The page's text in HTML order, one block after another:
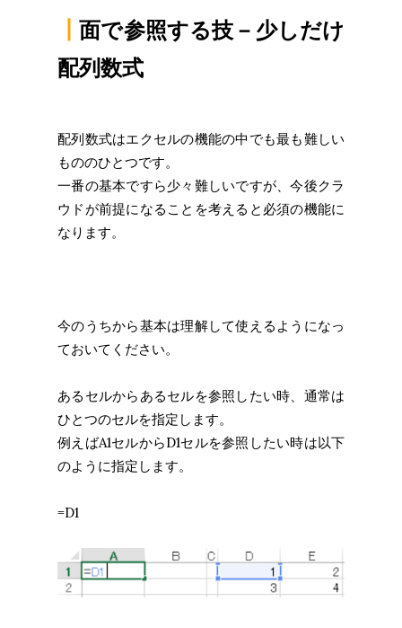
面で参照する技－少しだけ
配列数式
配列数式はエクセルの機能の中でも最も難しい
もののひとつです。
一番の基本ですら少々難しいですが、今後クラ
ウドが前提になることを考えると必須の機能に
なります。
今のうちから基本は理解して使えるようになっ
ておいてください。
あるセルからあるセルを参照したい時、通常は
ひとつのセルを指定します。
例えばA1セルからD1セルを参照したい時は以下
のように指定します。
=D1